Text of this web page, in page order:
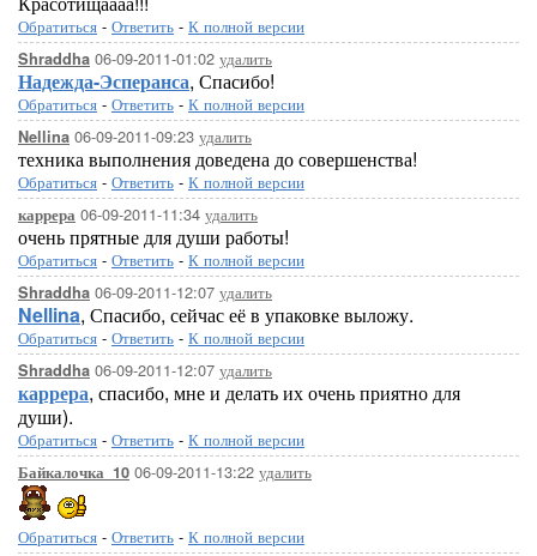
Обратиться - Ответить - К полной версии
Shraddha 06-09-2011-01:02 удалить
Надежда-Эсперанса, Спасибо!
Обратиться - Ответить - К полной версии
Nellina 06-09-2011-09:23 удалить
техника выполнения доведена до совершенства!
Обратиться - Ответить - К полной версии
каррера 06-09-2011-11:34 удалить
очень прятные для души работы!
Обратиться - Ответить - К полной версии
Shraddha 06-09-2011-12:07 удалить
Nellina, Спасибо, сейчас её в упаковке выложу.
Обратиться - Ответить - К полной версии
Shraddha 06-09-2011-12:07 удалить
каррера, спасибо, мне и делать их очень приятно для
души).
Обратиться - Ответить - К полной версии
Байкалочка_10 06-09-2011-13:22 удалить
Обратиться - Ответить - К полной версии